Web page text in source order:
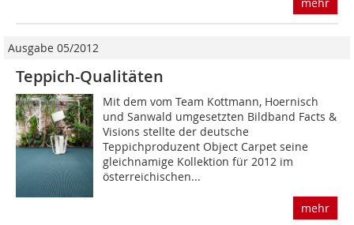
mehr
Ausgabe 05/2012
Teppich-Qualitäten
Mit dem vom Team Kottmann, Hoernisch
und Sanwald umgesetzten Bildband Facts &
Visions stellte der deutsche
Teppichproduzent Object Carpet seine
gleichnamige Kollektion für 2012 im
österreichischen...
mehr